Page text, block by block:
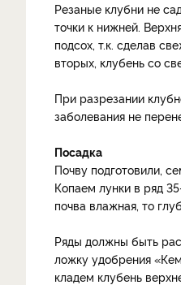
Резаные клубни не
точки к нижней.
подсох, т.к. сделав
вторых, клубень со
При разрезании
заболевания не
Посадка
Почву подготовили,
Копаем лунки в ряд
почва влажная, то
Ряды должны быть
ложку удобрения
кладем клубень